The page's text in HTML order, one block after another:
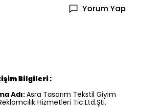
Yorum Yap
Bilgileri :
Adı:Asra Tasarım Tekstil Giyim
Hizmetleri Tic.Ltd.Şti.